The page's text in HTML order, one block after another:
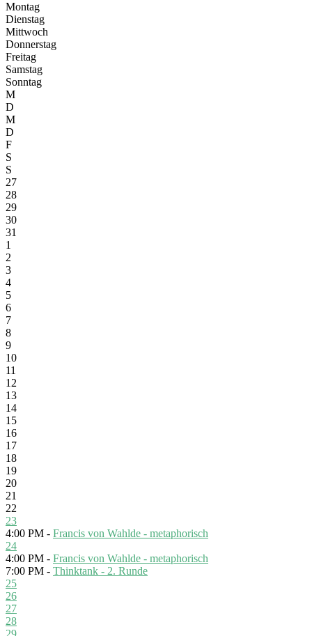
Montag
Dienstag
Mittwoch
Donnerstag
Freitag
Samstag
Sonntag
M
D
M
D
F
S
S
27
28
29
30
31
1
2
3
4
5
6
7
8
9
10
11
12
13
14
15
16
17
18
19
20
21
22
23
4:00 PM - Francis von Wahlde - metaphorisch
24
4:00 PM - Francis von Wahlde - metaphorisch
7:00 PM - Thinktank - 2. Runde
25
26
27
28